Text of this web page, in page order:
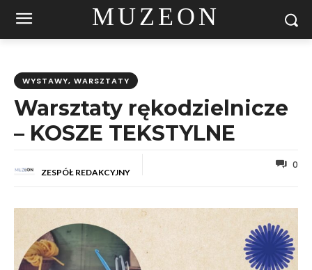
MUZEON
WYSTAWY, WARSZTATY
Warsztaty rękodzielnicze
– KOSZE TEKSTYLNE
ZESPÓŁ REDAKCYJNY
0